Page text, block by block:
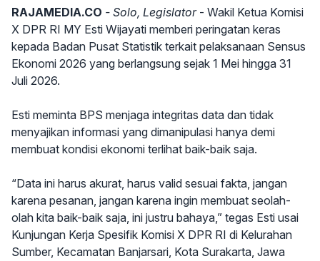
RAJAMEDIA.CO - Solo, Legislator - Wakil Ketua Komisi
X DPR RI MY Esti Wijayati memberi peringatan keras
kepada Badan Pusat Statistik terkait pelaksanaan Sensus
Ekonomi 2026 yang berlangsung sejak 1 Mei hingga 31
Juli 2026.
Esti meminta BPS menjaga integritas data dan tidak
menyajikan informasi yang dimanipulasi hanya demi
membuat kondisi ekonomi terlihat baik-baik saja.
“Data ini harus akurat, harus valid sesuai fakta, jangan
karena pesanan, jangan karena ingin membuat seolah-
olah kita baik-baik saja, ini justru bahaya,” tegas Esti usai
Kunjungan Kerja Spesifik Komisi X DPR RI di Kelurahan
Sumber, Kecamatan Banjarsari, Kota Surakarta, Jawa